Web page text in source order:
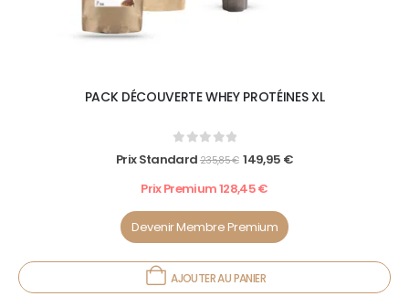
PACK DÉCOUVERTE WHEY PROTÉINES XL
0 out of 5
Prix Standard 235,85€ 149,95 €
Prix Premium128,45€
Devenir Membre Premium
AJOUTER AU PANIER